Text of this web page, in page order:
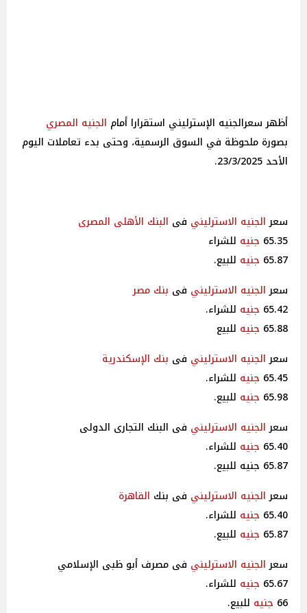
أظهر سعرالجنيه الإسترليني استقرارا أمام الجنيه المصري
بصورة ملحوظة في السوق الرسمية، وحتى بدء تعاملات اليوم
الأحد 23/3/2025.
سعرالجنيه الاسترليني فى البنك الأهلى المصرى
65.35 جنيه للشراء
65.87 جنيه للبيع.
سعرالجنيه الاسترليني فى بنك مصر
65.42 جنيه للشراء.
65.88 جنيه للبيع
سعرالجنيه الاسترليني فى بنك الإسكندرية
65.45 جنيه للشراء.
65.98 جنيه للبيع.
سعرالجنيه الاسترليني فى البنك التجارى الدولى
65.40 جنيه للشراء.
65.87 جنيه للبيع.
سعرالجنيه الاسترليني فى بنك القاهرة
65.40 جنيه للشراء.
65.87 جنيه للبيع.
سعرالجنيه الاسترليني فى مصرف أبو ظبى الإسلامي
65.67 جنيه للشراء.
66 جنيه للبيع.